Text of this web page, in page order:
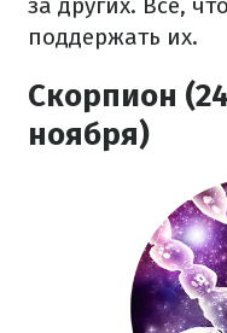
за других. Все,
поддержать их.
Скорпион
ноября)